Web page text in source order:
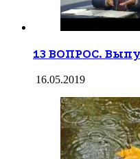
13 ВОПРОС.
16.05.2019